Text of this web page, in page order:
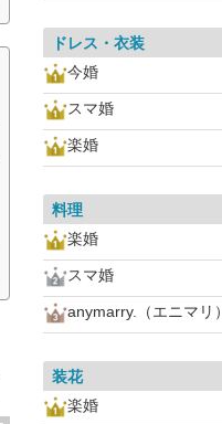
ドレス・衣装
今婚
スマ婚
楽婚
料理
楽婚
スマ婚
anymarry.（エニマリ）
装花
楽婚